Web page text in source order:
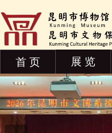
首 页 展 览